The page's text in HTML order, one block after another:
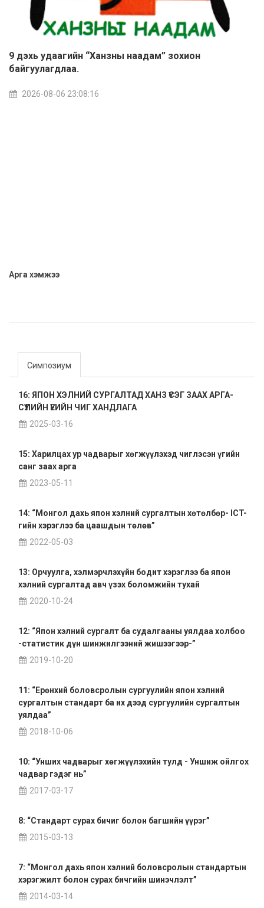
9 дэхь удаагийн “Ханзны наадам” зохион
байгуулагдлаа.
2026-08-06 23:08:16
Арга хэмжээ
Симпозиум
16: ЯПОН ХЭЛНИЙ СУРГАЛТАД ХАНЗ ҮСЭГ ЗААХ АРГА-
СҮҮЛИЙН ҮЕИЙН ЧИГ ХАНДЛАГА
2025-03-16
15: Харилцах ур чадварыг хөгжүүлэхэд чиглэсэн үгийн
санг заах арга
2023-05-11
14: “Монгол дахь япон хэлний сургалтын хөтөлбөр- ICT-
гийн хэрэглээ ба цаашдын төлөв”
2022-05-03
13: Орчуулга, хэлмэрчлэхүйн бодит хэрэглээ ба япон
хэлний сургалтад авч үзэх боломжийн тухай
2020-10-24
12: “Япон хэлний сургалт ба судалгааны уялдаа холбоо
-статистик дүн шинжилгээний жишээгээр-”
2019-10-20
11: “Ерөнхий боловсролын сургуулийн япон хэлний
сургалтын стандарт ба их дээд сургуулийн сургалтын
уялдаа”
2018-10-06
10: “Унших чадварыг хөгжүүлэхийн тулд - Уншиж ойлгох
чадвар гэдэг нь”
2017-03-17
8: “Стандарт сурах бичиг болон багшийн үүрэг”
2015-03-13
7: “Монгол дахь япон хэлний боловсролын стандартын
хэрэгжилт болон сурах бичгийн шинэчлэлт”
2014-03-14